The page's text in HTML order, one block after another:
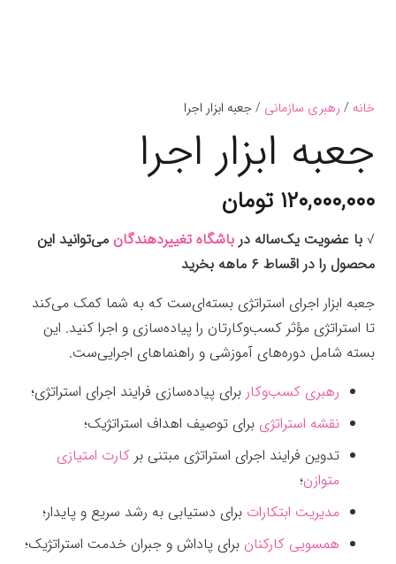
خانه / رهبری سازمانی / جعبه ابزار اجرا
جعبه ابزار اجرا
۱۲۰,۰۰۰,۰۰۰ تومان
√ با عضویت یک‌ساله در باشگاه تغییردهندگان می‌توانید این
محصول را در اقساط ۶ ماهه بخرید
جعبه ابزار اجرای استراتژی بسته‌ای‌ست که به شما کمک می‌کند
تا استراتژی مؤثر کسب‌وکارتان را پیاده‌سازی و اجرا کنید. این
بسته شامل دوره‌های آموزشی و راهنماهای اجرایی‌ست.
رهبری کسب‌وکار برای پیاده‌سازی فرایند اجرای استراتژی؛
نقشه استراتژی برای توصیف اهداف استراتژیک؛
تدوین فرایند اجرای استراتژی مبتنی بر کارت امتیازی
متوازن؛
مدیریت ابتکارات برای دستیابی به رشد سریع و پایدار؛
همسویی کارکنان برای پاداش و جبران خدمت استراتژیک؛